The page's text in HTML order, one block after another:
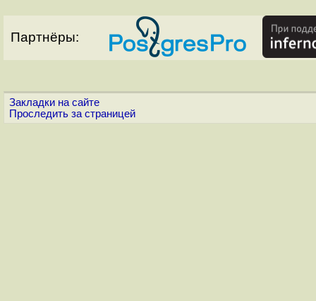
Партнёры:
Закладки на сайте
Проследить за страницей